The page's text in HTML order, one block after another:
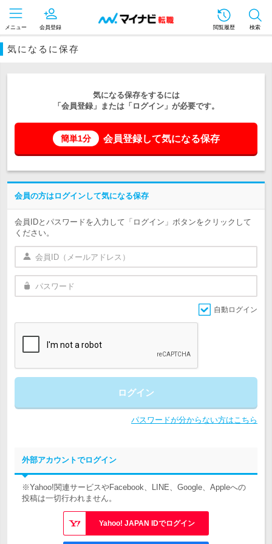
メニュー 会員登録 閲覧履歴 検索
気になるに保存
気になる保存をするには
「会員登録」または「ログイン」が必要です。
簡単1分 会員登録して気になる保存
会員の方はログインして気になる保存
会員IDとパスワードを入力して「ログイン」ボタンをクリックして
ください。
自動ログイン
ログイン
パスワードが分からない方はこちら
外部アカウントでログイン
※Yahoo!関連サービスやFacebook、LINE、Google、Appleへの
投稿は一切行われません。
Yahoo! JAPAN IDでログイン